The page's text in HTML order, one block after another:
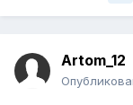
Artom_12